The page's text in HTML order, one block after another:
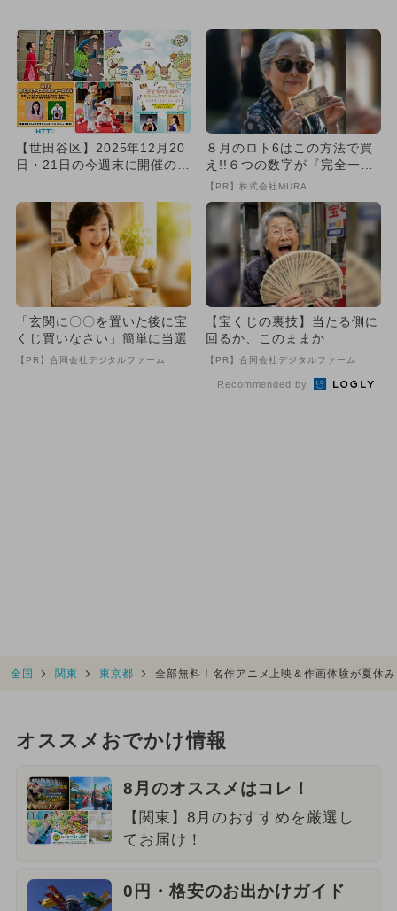
【世田谷区】2025年12月20
日・21日の今週末に開催のイ
８月のロト6はこの方法で買
え!!６つの数字が『完全一
致』する方法
【PR】株式会社MURA
「玄関に〇〇を置いた後に宝
くじ買いなさい」簡単に当選
【PR】合同会社デジタルファーム
【宝くじの裏技】当たる側に
回るか、このままか
【PR】合同会社デジタルファーム
Recommended by
全国 関東 東京都 全部無料！名作アニメ上映＆作画体験が夏休
オススメおでかけ情報
8月のオススメはコレ！
【関東】8月のおすすめを厳選し
てお届け！
0円・格安のお出かけガイド